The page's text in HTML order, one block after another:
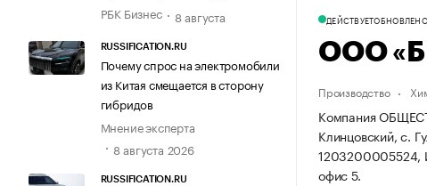
РБК Бизнес
8 августа
RUSSIFICATION.RU
Почему спрос на электромобили
из Китая смещается в сторону
гибридов
Мнение эксперта
8 августа 2026
RUSSIFICATION.RU
ДЕЙСТВУЕТ
ООО
Производство
Компания
Клинцовский, с.
1203200005524,
офис 5.